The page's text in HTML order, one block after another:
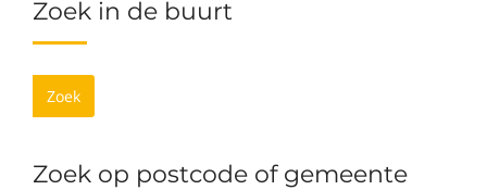
Zoek in de buurt
Zoek
Zoek op postcode of gemeente